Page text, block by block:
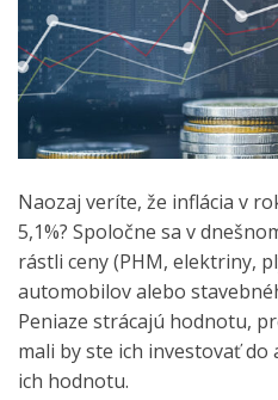
Naozaj veríte, že inflácia v
5,1%? Spoločne sa v
rástli ceny (PHM, elektriny,
automobilov alebo
Peniaze strácajú hodnotu,
mali by ste ich investovať
ich hodnotu.